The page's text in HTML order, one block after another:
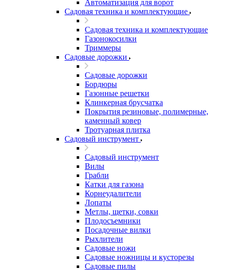
Автоматизация для ворот
Садовая техника и комплектующие
Садовая техника и комплектующие
Газонокосилки
Триммеры
Садовые дорожки
Садовые дорожки
Бордюры
Газонные решетки
Клинкерная брусчатка
Покрытия резиновые, полимерные,
каменный ковер
Тротуарная плитка
Садовый инструмент
Садовый инструмент
Вилы
Грабли
Катки для газона
Корнеудалители
Лопаты
Метлы, щетки, совки
Плодосъемники
Посадочные вилки
Рыхлители
Садовые ножи
Садовые ножницы и кусторезы
Садовые пилы